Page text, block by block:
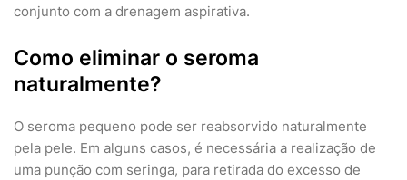
conjunto com a drenagem aspirativa.
Como eliminar o seroma
naturalmente?
O seroma pequeno pode ser reabsorvido naturalmente
pela pele. Em alguns casos, é necessária a realização de
uma punção com seringa, para retirada do excesso de